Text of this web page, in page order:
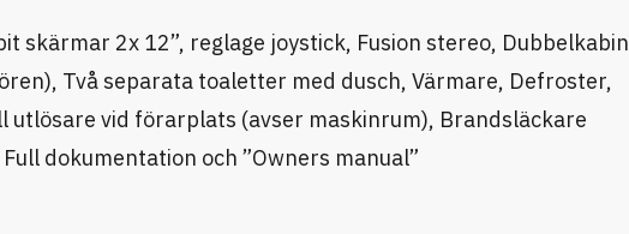
skärmar 2x 12”, reglage joystick, Fusion stereo, Dubbelkabin
Två separata toaletter med dusch, Värmare, Defroster,
utlösare vid förarplats (avser maskinrum), Brandsläckare
dokumentation och ”Owners manual”